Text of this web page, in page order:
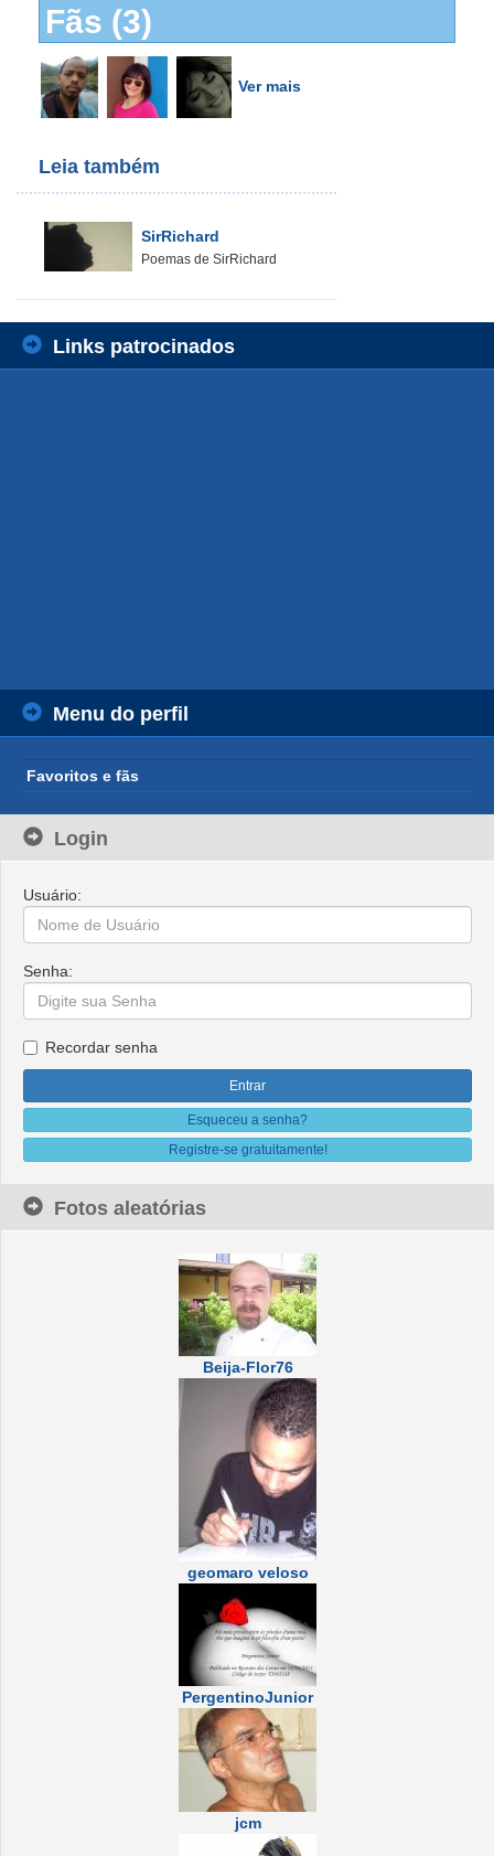
Fãs (3)
Ver mais
Leia também
SirRichard
Poemas de SirRichard
Links patrocinados
Menu do perfil
Favoritos e fãs
Login
Usuário:
Senha:
Recordar senha
Esqueceu a senha?
Registre-se gratuitamente!
Fotos aleatórias
Beija-Flor76
geomaro veloso
PergentinoJunior
jcm